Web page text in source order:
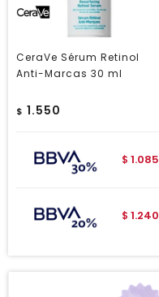
CeraVe Sérum Retinol
Anti-Marcas 30 ml
$ 1.550
$ 1.085
$ 1.240